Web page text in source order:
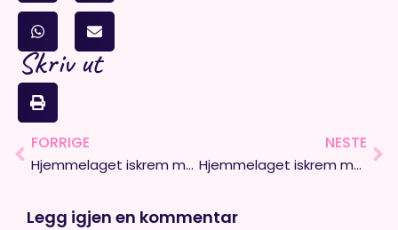
Skriv ut
Prev
FORRIGE
Hjemmelaget iskrem med jordbær
NESTE
Hjemmelaget iskrem medkokos, revet sjokolade og kanel – Bounty-iskrem
Legg igjen en kommentar